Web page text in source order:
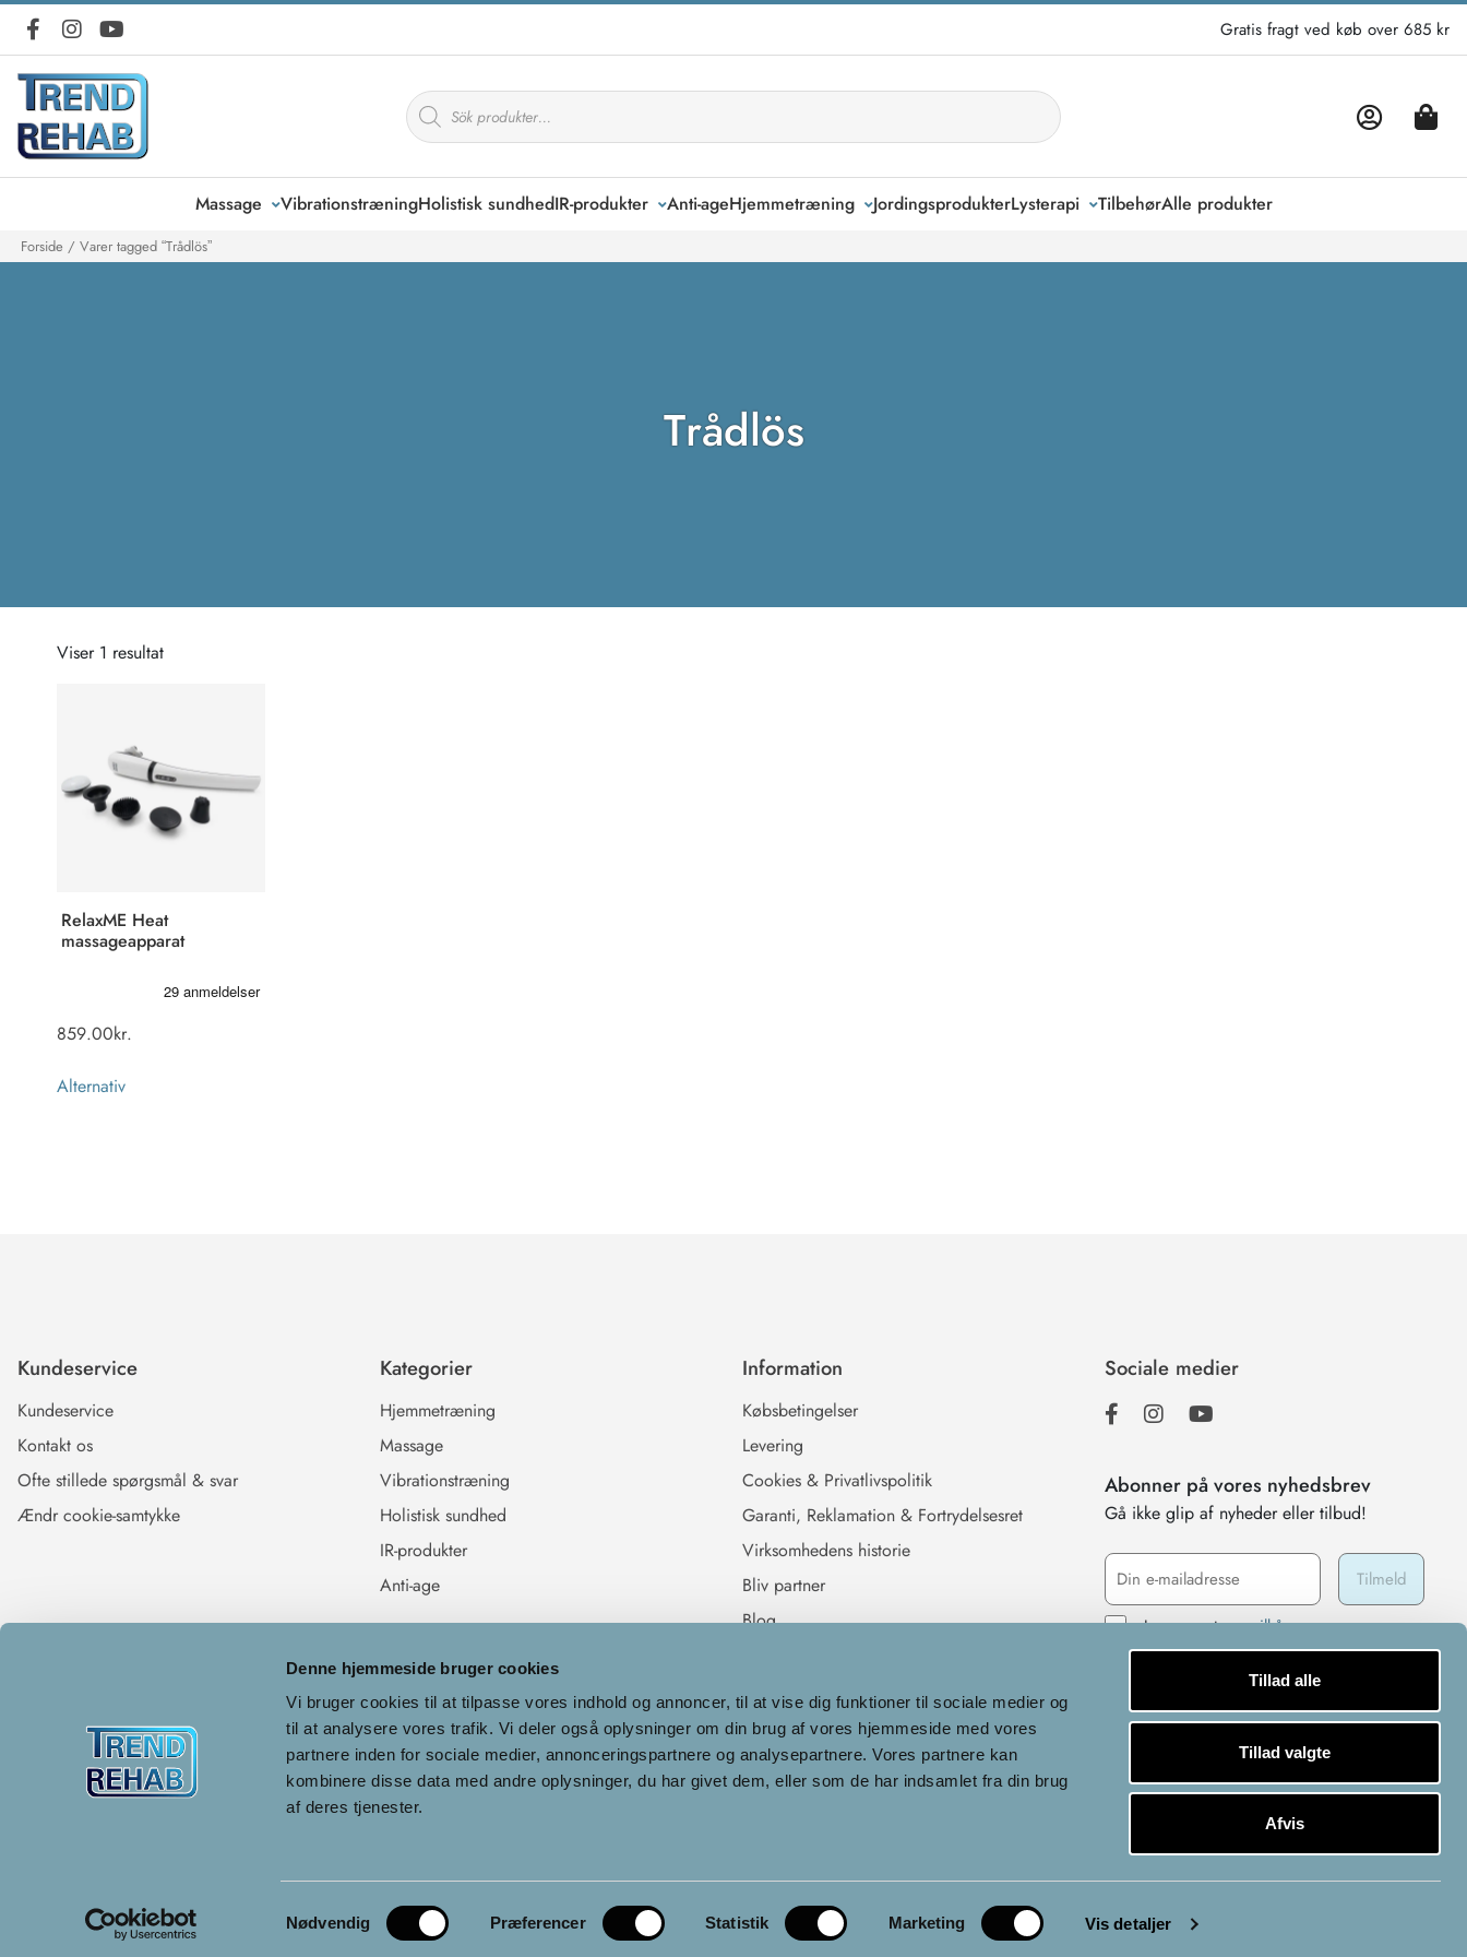
Denne hjemmeside bruger cookies
Vi bruger cookies til at tilpasse vores indhold og annoncer, til at vise dig funktioner til sociale medier og
til at analysere vores trafik. Vi deler også oplysninger om din brug af vores hjemmeside med vores
partnere inden for sociale medier, annonceringspartnere og analysepartnere. Vores partnere kan
kombinere disse data med andre oplysninger, du har givet dem, eller som de har indsamlet fra din brug
af deres tjenester.
Samtykkevalg
Nødvendig Præferencer Statistik Marketing Vis detaljer
Tillad alle
Tillad valgte
Afvis
Gratis fragt ved køb over 685 kr
Products
search
Massage VibrationstræningHolistisk sundhedIR-produkter Anti-ageHjemmetræning JordingsprodukterLysterapi TilbehørAlle produkter
Forside / Varer tagged “Trådlös”
Trådlös
Viser 1 resultat
RelaxME Heat
massageapparat
859.00kr.
Alternativ
Kundeservice
Kundeservice
Kontakt os
Ofte stillede spørgsmål & svar
Ændr cookie-samtykke
Kategorier
Hjemmetræning
Massage
Vibrationstræning
Holistisk sundhed
IR-produkter
Anti-age
Information
Købsbetingelser
Levering
Cookies & Privatlivspolitik
Garanti, Reklamation & Fortrydelsesret
Virksomhedens historie
Bliv partner
Blog
Sociale medier
Abonner på vores nyhedsbrev
Gå ikke glip af nyheder eller tilbud!
Jeg accepterervilkårene
Dansk
TrendRehab AB